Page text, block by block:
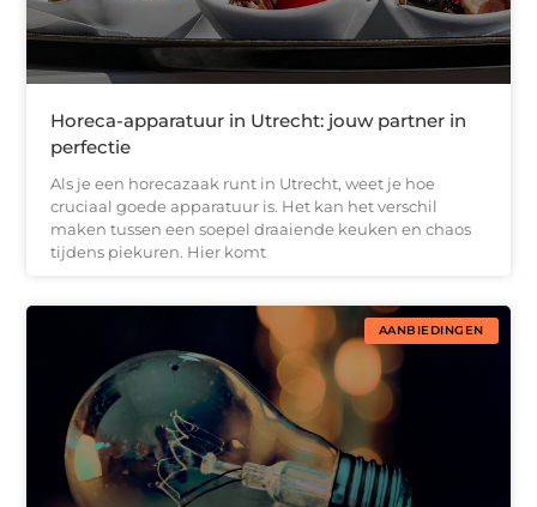
Horeca-apparatuur in Utrecht: jouw partner in
perfectie
Als je een horecazaak runt in Utrecht, weet je hoe
cruciaal goede apparatuur is. Het kan het verschil
maken tussen een soepel draaiende keuken en chaos
tijdens piekuren. Hier komt
AANBIEDINGEN